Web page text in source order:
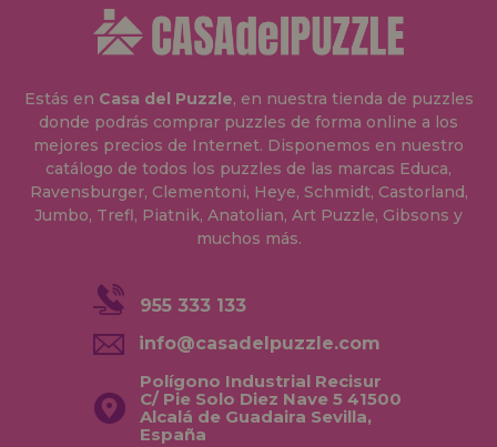
Estás en Casa del Puzzle, en nuestra tienda de puzzles
donde podrás comprar puzzles de forma online a los
mejores precios de Internet. Disponemos en nuestro
catálogo de todos los puzzles de las marcas Educa,
Ravensburger, Clementoni, Heye, Schmidt, Castorland,
Jumbo, Trefl, Piatnik, Anatolian, Art Puzzle, Gibsons y
muchos más.
955 333 133
info@casadelpuzzle.com
Polígono Industrial Recisur
C/ Pie Solo Diez Nave 5 41500
Alcalá de Guadaira Sevilla,
España